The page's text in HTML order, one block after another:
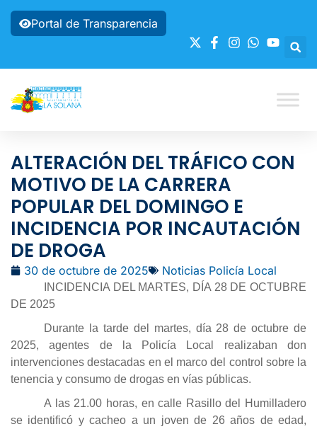
Portal de Transparencia
ALTERACIÓN DEL TRÁFICO CON
MOTIVO DE LA CARRERA
POPULAR DEL DOMINGO E
INCIDENCIA POR INCAUTACIÓN
DE DROGA
30 de octubre de 2025 Noticias Policía Local
INCIDENCIA DEL MARTES, DÍA 28 DE OCTUBRE
DE 2025
Durante la tarde del martes, día 28 de octubre de
2025, agentes de la Policía Local realizaban don
intervenciones destacadas en el marco del control sobre la
tenencia y consumo de drogas en vías públicas.
A las 21.00 horas, en calle Rasillo del Humilladero
se identificó y cacheo a un joven de 26 años de edad,